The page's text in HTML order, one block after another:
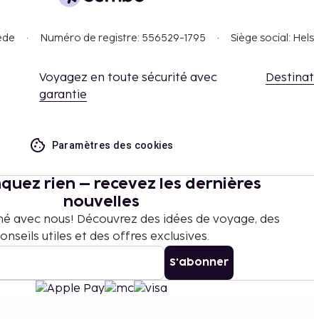
fait part.
en
Numéro de registre: 556529-1795 Siège social:
Voyagez en toute sécurité avec
garantie
Paramètres des cookies
rien – recevez les dernières
nouvelles
avec nous! Découvrez des idées de voyage, des
utiles et des offres exclusives.
S'abonner